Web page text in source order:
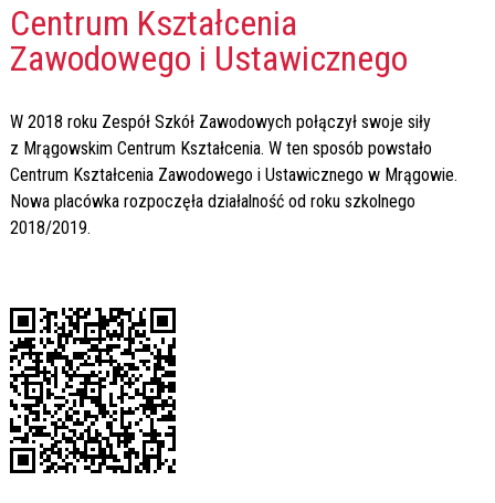
Centrum Kształcenia
Zawodowego i Ustawicznego
W 2018 roku Zespół Szkół Zawodowych połączył swoje siły
z Mrągowskim Centrum Kształcenia. W ten sposób powstało
Centrum Kształcenia Zawodowego i Ustawicznego w Mrągowie.
Nowa placówka rozpoczęła działalność od roku szkolnego
2018/2019.